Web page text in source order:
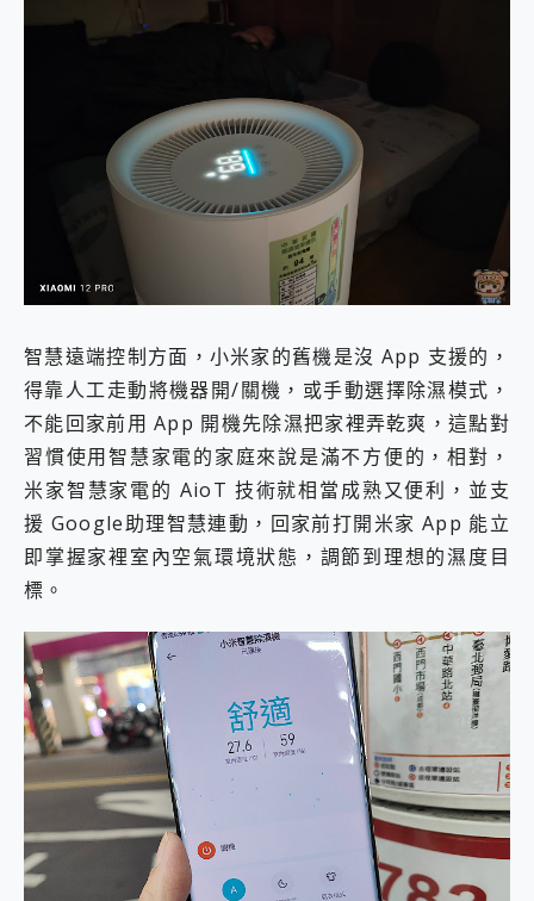
智慧遠端控制方面，小米家的舊機是沒 App 支援的，
得靠人工走動將機器開/關機，或手動選擇除濕模式，
不能回家前用 App 開機先除濕把家裡弄乾爽，這點對
習慣使用智慧家電的家庭來說是滿不方便的，相對，
米家智慧家電的 AioT 技術就相當成熟又便利，並支
援 Google助理智慧連動，回家前打開米家 App 能立
即掌握家裡室內空氣環境狀態，調節到理想的濕度目
標。